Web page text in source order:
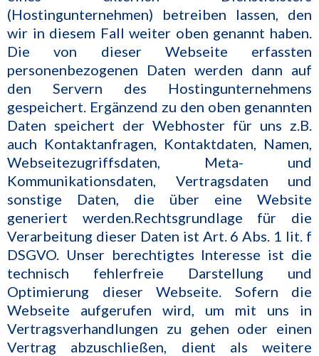
(Hostingunternehmen) betreiben lassen, den
wir in diesem Fall weiter oben genannt haben.
Die von dieser Webseite erfassten
personenbezogenen Daten werden dann auf
den Servern des Hostingunternehmens
gespeichert. Ergänzend zu den oben genannten
Daten speichert der Webhoster für uns z.B.
auch Kontaktanfragen, Kontaktdaten, Namen,
Webseitezugriffsdaten, Meta- und
Kommunikationsdaten, Vertragsdaten und
sonstige Daten, die über eine Website
generiert werden.Rechtsgrundlage für die
Verarbeitung dieser Daten ist Art. 6 Abs. 1 lit. f
DSGVO. Unser berechtigtes Interesse ist die
technisch fehlerfreie Darstellung und
Optimierung dieser Webseite. Sofern die
Webseite aufgerufen wird, um mit uns in
Vertragsverhandlungen zu gehen oder einen
Vertrag abzuschließen, dient als weitere